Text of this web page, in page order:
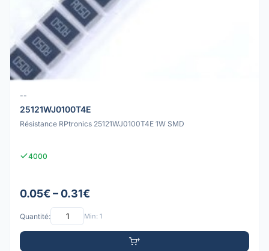
--
25121WJ0100T4E
Résistance RPtronics 25121WJ0100T4E 1W SMD
4000
0.05€ – 0.31€
Quantité: Min: 1